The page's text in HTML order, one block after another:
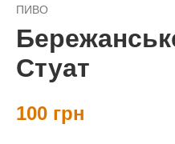
ПИВО
Стуат
100 грн